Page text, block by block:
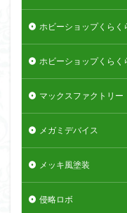
ホビーショップくらく
ホビーショップくらく
マックスファクトリー
メガミデバイス
メッキ風塗装
侵略ロボ